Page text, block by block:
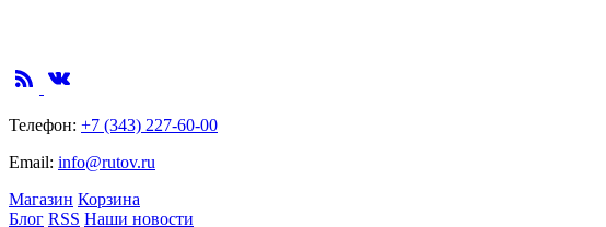
Телефон: +7 (343) 227-60-00
Email: info@rutov.ru
Магазин Корзина
Блог RSS Наши новости